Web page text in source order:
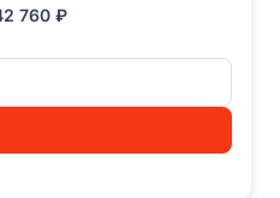
760 ₽